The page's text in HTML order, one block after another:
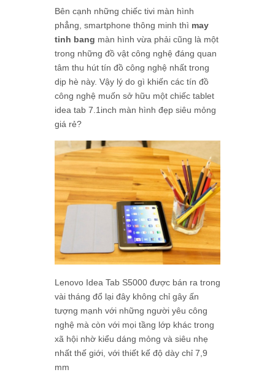
Bên cạnh những chiếc tivi màn hình
phẳng, smartphone thông minh thì may
tinh bang màn hình vừa phải cũng là một
trong những đồ vật công nghệ đáng quan
tâm thu hút tín đồ công nghệ nhất trong
dịp hè này. Vậy lý do gì khiến các tín đồ
công nghệ muốn sở hữu một chiếc tablet
idea tab 7.1inch màn hình đẹp siêu mỏng
giá rẻ?
Lenovo Idea Tab S5000 được bán ra trong
vài tháng đổ lại đây không chỉ gây ấn
tượng mạnh với những người yêu công
nghệ mà còn với mọi tầng lớp khác trong
xã hội nhờ kiểu dáng mỏng và siêu nhẹ
nhất thế giới, với thiết kế độ dày chỉ 7,9
mm